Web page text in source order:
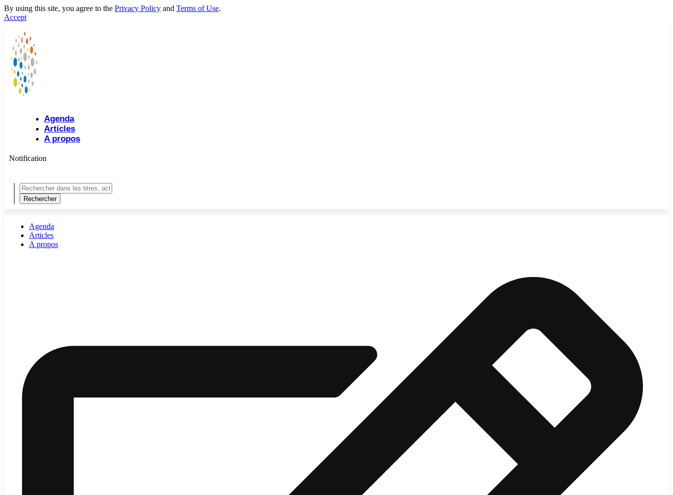
By using this site, you agree to the Privacy Policy and Terms of Use.
Accept
Agenda
Articles
A propos
Notification
Agenda
Articles
A propos